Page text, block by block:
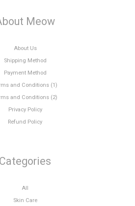
Meow
About Us
Shipping Method
Payment Method
and Conditions (1)
and Conditions (2)
Privacy Policy
Refund Policy
Categories
All
Skin Care